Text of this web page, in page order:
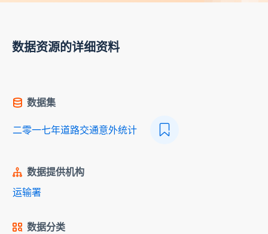
数据资源的详细资料
数据集
二零一七年道路交通意外统计
数据提供机构
运输署
数据分类